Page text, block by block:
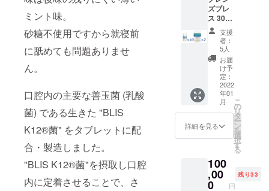
ミント味。
砂糖不使用ですから就寝前
に舐めても問題ありませ
ん。
口腔内の主要な善玉菌 (乳酸
菌) である生きた "BLIS
K12®︎菌" をタブレットに配
合・製造しました。
"BLIS K12®︎菌"を摂取し口腔
内に定着させることで、さ
年間、
人と人
とのご
縁繋ぎ
をさせ
ていた
だき、
多くの
人に感
謝され
てきま
した。
「江里
良かっ
た」
と。 ハ
ズブレ
ス 30粒
入りボ
トル 10
個 クレ
ンズブ
レス 10
粒入り
アルミ
パウチ
２袋 通
常価格
から
28%割
引！ (通
5,800円
(税別) ×
10本
支援
者：
5人
お届
け予
定：
2022
年01
月
詳細を見る
こ
の
リ
タ
ー
ン
を
選
択
す
る
100
,00
0 円
残り33